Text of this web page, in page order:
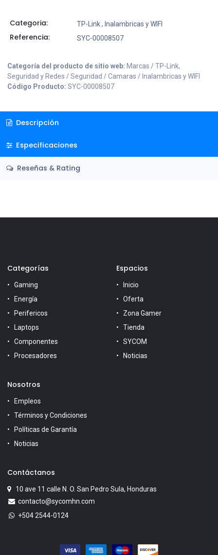
Categoria: TP-Link, Inalambricas y WIFI
Referencia: SYC-00008507
Categoría del producto de sitio web: Marcas / TP-Link,
Seguridad y Redes / Seguridad / Camaras / Inalambricas y WIFI
Código Producto: SYC-00008507
Descripción
Especificaciones
Reseñas & Rating
Categorías
Gaming
Energía
Perifericos
Laptops
Componentes
Procesadores
Espacios
Inicio
Oferta
Zona Gamer
Tienda
SYCOM
Noticias
Nosotros
Empleos
Términos y Condiciones
Políticas de Garantía
Noticias
Contáctanos
10 ave 11 calle N. O. San Pedro Sula, Honduras
contacto@sycomhn.com
+504 2544-0124